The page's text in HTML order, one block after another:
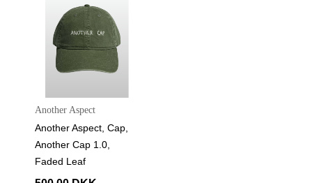
Another Aspect
Another Aspect, Cap,
Another Cap 1.0,
Faded Leaf